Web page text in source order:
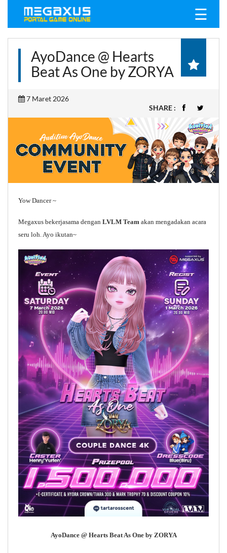
☰
AyoDance @ Hearts
Beat As One by ZORYA
7 Maret 2026
SHARE :
Yow Dancer ~
Megaxus bekerjasama dengan LVLM Team akan mengadakan acara
seru loh. Ayo ikutan~
AyoDance @ Hearts Beat As One by ZORYA